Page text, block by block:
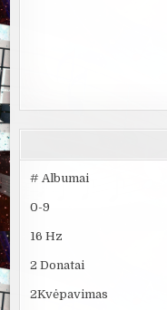
# Albumai
0-9
16 Hz
2 Donatai
2Kvėpavimas